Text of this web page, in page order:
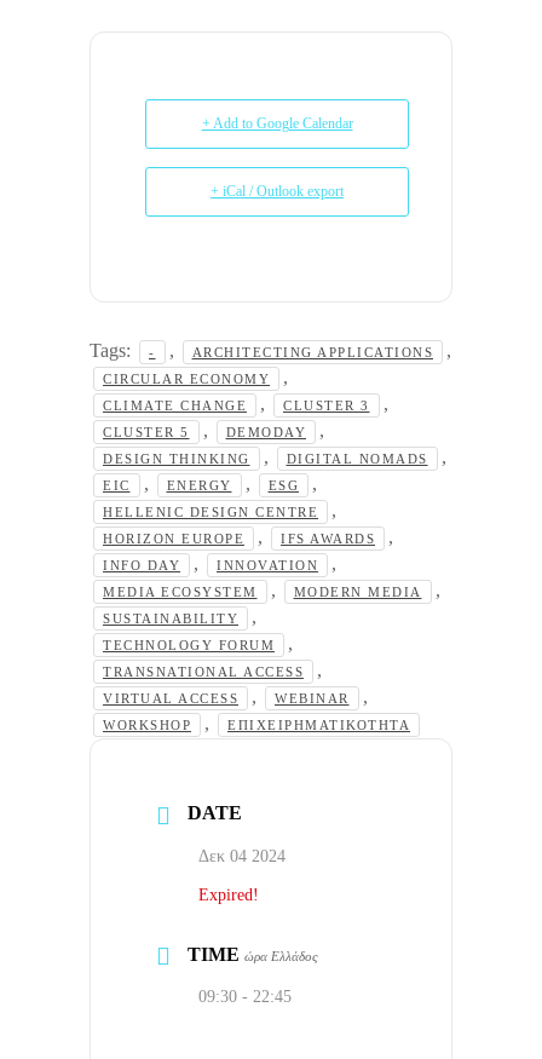
+ Add to Google Calendar
+ iCal / Outlook export
Tags: - , ARCHITECTING APPLICATIONS ,
CIRCULAR ECONOMY ,
CLIMATE CHANGE , CLUSTER 3 ,
CLUSTER 5 , DEMODAY ,
DESIGN THINKING , DIGITAL NOMADS ,
EIC , ENERGY , ESG ,
HELLENIC DESIGN CENTRE ,
HORIZON EUROPE , IFS AWARDS ,
INFO DAY , INNOVATION ,
MEDIA ECOSYSTEM , MODERN MEDIA ,
SUSTAINABILITY ,
TECHNOLOGY FORUM ,
TRANSNATIONAL ACCESS ,
VIRTUAL ACCESS , WEBINAR ,
WORKSHOP , ΕΠΙΧΕΙΡΗΜΑΤΙΚΌΤΗΤΑ
DATE
Δεκ 04 2024
Expired!
TIME ώρα Ελλάδος
09:30 - 22:45